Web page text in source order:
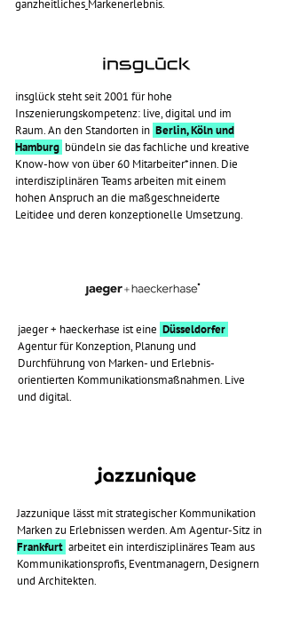
ganzheitliches Markenerlebnis.
insglück steht seit 2001 für hohe
Inszenierungskompetenz: live, digital und im
Raum. An den Standorten in Berlin, Köln und
Hamburg bündeln sie das fachliche und kreative
Know-how von über 60 Mitarbeiter*innen. Die
interdisziplinären Teams arbeiten mit einem
hohen Anspruch an die maßgeschneiderte
Leitidee und deren konzeptionelle Umsetzung.
jaeger + haeckerhase ist eine Düsseldorfer
Agentur für Konzeption, Planung und
Durchführung von Marken- und Erlebnis-
orientierten Kommunikationsmaßnahmen. Live
und digital.
Jazzunique lässt mit strategischer Kommunikation
Marken zu Erlebnissen werden. Am Agentur-Sitz in
Frankfurt arbeitet ein interdisziplinäres Team aus
Kommunikationsprofis, Eventmanagern, Designern
und Architekten.